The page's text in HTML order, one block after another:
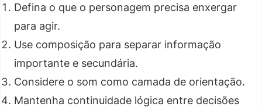
Defina o que o personagem precisa enxergar
para agir.
Use composição para separar informação
importante e secundária.
Considere o som como camada de orientação.
Mantenha continuidade lógica entre decisões